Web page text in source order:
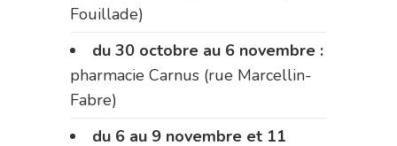
Fouillade)
du 30 octobre au 6 novembre :
pharmacie Carnus (rue Marcellin-
Fabre)
du 6 au 9 novembre et 11